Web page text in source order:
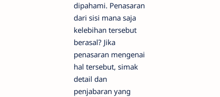
dipahami. Penasaran
dari sisi mana saja
kelebihan tersebut
berasal? Jika
penasaran mengenai
hal tersebut, simak
detail dan
penjabaran yang